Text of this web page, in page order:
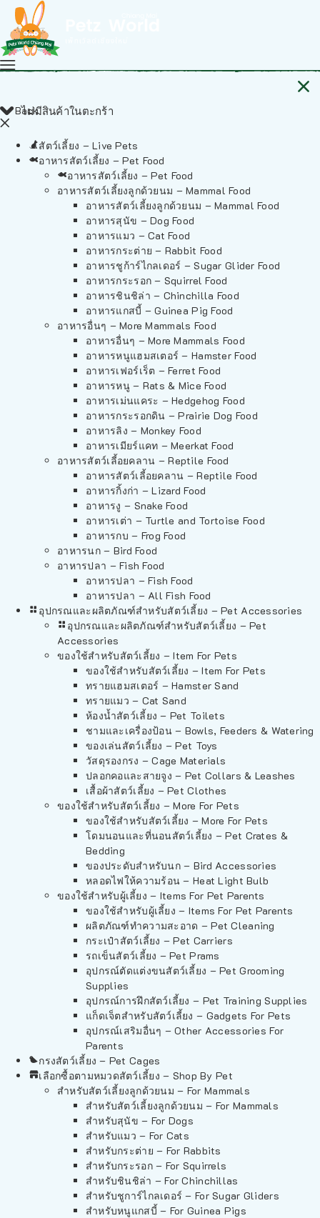
ไม่มีสินค้าในตะกร้า
Back
สัตว์เลี้ยง – Live Pets
อาหารสัตว์เลี้ยง – Pet Food
อาหารสัตว์เลี้ยง – Pet Food
อาหารสัตว์เลี้ยงลูกด้วยนม – Mammal Food
อาหารสัตว์เลี้ยงลูกด้วยนม – Mammal Food
อาหารสุนัข – Dog Food
อาหารแมว – Cat Food
อาหารกระต่าย – Rabbit Food
อาหารชูก้าร์ไกลเดอร์ – Sugar Glider Food
อาหารกระรอก – Squirrel Food
อาหารชินชิล่า – Chinchilla Food
อาหารแกสบี้ – Guinea Pig Food
อาหารอื่นๆ – More Mammals Food
อาหารอื่นๆ – More Mammals Food
อาหารหนูแฮมสเตอร์ – Hamster Food
อาหารเฟอร์เร็ต – Ferret Food
อาหารหนู – Rats & Mice Food
อาหารเม่นแคระ – Hedgehog Food
อาหารกระรอกดิน – Prairie Dog Food
อาหารลิง – Monkey Food
อาหารเมียร์แคท – Meerkat Food
อาหารสัตว์เลี้อยคลาน – Reptile Food
อาหารสัตว์เลี้อยคลาน – Reptile Food
อาหารกิ้งก่า – Lizard Food
อาหารงู – Snake Food
อาหารเต่า – Turtle and Tortoise Food
อาหารกบ – Frog Food
อาหารนก – Bird Food
อาหารปลา – Fish Food
อาหารปลา – Fish Food
อาหารปลา – All Fish Food
อุปกรณและผลิตภัณฑ์สำหรับสัตว์เลี้ยง – Pet Accessories
อุปกรณและผลิตภัณฑ์สำหรับสัตว์เลี้ยง – Pet
Accessories
ของใช้สำหรับสัตว์เลี้ยง – Item For Pets
ของใช้สำหรับสัตว์เลี้ยง – Item For Pets
ทรายแฮมสเตอร์ – Hamster Sand
ทรายแมว – Cat Sand
ห้องน้ำสัตว์เลี้ยง – Pet Toilets
ชามและเครื่องป้อน – Bowls, Feeders & Watering
ของเล่นสัตว์เลี้ยง – Pet Toys
วัสดุรองกรง – Cage Materials
ปลอกคอและสายจูง – Pet Collars & Leashes
เสื้อผ้าสัตว์เลี้ยง – Pet Clothes
ของใช้สำหรับสัตว์เลี้ยง – More For Pets
ของใช้สำหรับสัตว์เลี้ยง – More For Pets
โดมนอนและที่นอนสัตว์เลี้ยง – Pet Crates &
Bedding
ของประดับสำหรับนก – Bird Accessories
หลอดไฟให้ความร้อน – Heat Light Bulb
ของใช้สำหรับผู้เลี้ยง – Items For Pet Parents
ของใช้สำหรับผู้เลี้ยง – Items For Pet Parents
ผลิตภัณฑ์ทำความสะอาด – Pet Cleaning
กระเป๋าสัตว์เลี้ยง – Pet Carriers
รถเข็นสัตว์เลี้ยง – Pet Prams
อุปกรณ์ตัดแต่งขนสัตว์เลี้ยง – Pet Grooming
Supplies
อุปกรณ์การฝึกสัตว์เลี้ยง – Pet Training Supplies
แก็ดเจ็ตสำหรับสัตว์เลี้ยง – Gadgets For Pets
อุปกรณ์เสริมอื่นๆ – Other Accessories For
Parents
กรงสัตว์เลี้ยง – Pet Cages
เลือกซื้อตามหมวดสัตว์เลี้ยง – Shop By Pet
สำหรับสัตว์เลี้ยงลูกด้วยนม – For Mammals
สำหรับสัตว์เลี้ยงลูกด้วยนม – For Mammals
สำหรับสุนัข – For Dogs
สำหรับแมว – For Cats
สำหรับกระต่าย – For Rabbits
สำหรับกระรอก – For Squirrels
สำหรับชินชิล่า – For Chinchillas
สำหรับชูการ์ไกลเดอร์ – For Sugar Gliders
สำหรับหนูแกสบี้ – For Guinea Pigs